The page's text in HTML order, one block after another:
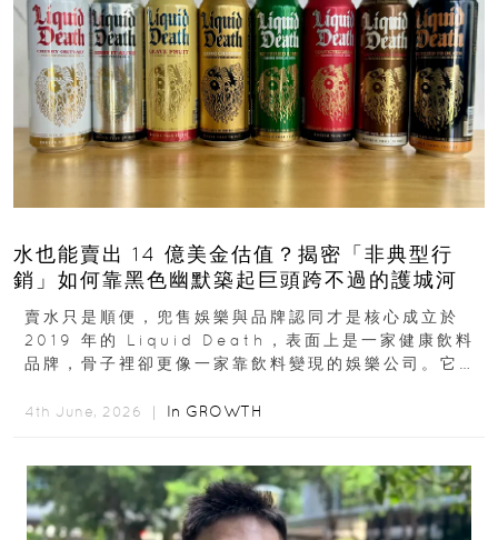
水也能賣出 14 億美金估值？揭密「非典型行
銷」如何靠黑色幽默築起巨頭跨不過的護城河
賣水只是順便，兜售娛樂與品牌認同才是核心成立於
2019 年的 Liquid Death，表面上是一家健康飲料
品牌，骨子裡卻更像一家靠飲料變現的娛樂公司。它最
4th June, 2026 ｜ In GROWTH